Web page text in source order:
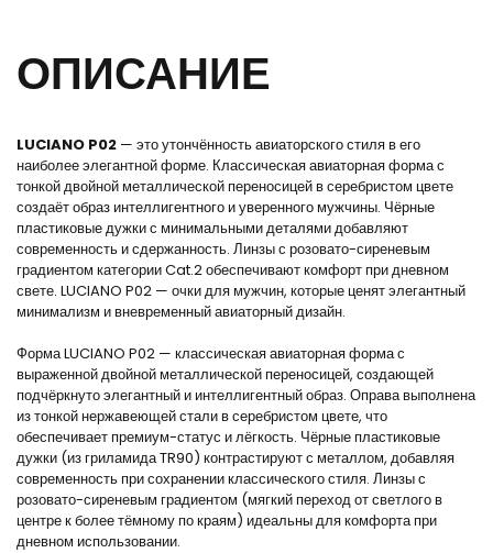
ОПИСАНИЕ
LUCIANO P02 — это утончённость авиаторского стиля в его
наиболее элегантной форме. Классическая авиаторная форма с
тонкой двойной металлической переносицей в серебристом цвете
создаёт образ интеллигентного и уверенного мужчины. Чёрные
пластиковые дужки с минимальными деталями добавляют
современность и сдержанность. Линзы с розовато-сиреневым
градиентом категории Cat.2 обеспечивают комфорт при дневном
свете. LUCIANO P02 — очки для мужчин, которые ценят элегантный
минимализм и вневременный авиаторный дизайн.
Форма LUCIANO P02 — классическая авиаторная форма с
выраженной двойной металлической переносицей, создающей
подчёркнуто элегантный и интеллигентный образ. Оправа выполнена
из тонкой нержавеющей стали в серебристом цвете, что
обеспечивает премиум-статус и лёгкость. Чёрные пластиковые
дужки (из гриламида TR90) контрастируют с металлом, добавляя
современность при сохранении классического стиля. Линзы с
розовато-сиреневым градиентом (мягкий переход от светлого в
центре к более тёмному по краям) идеальны для комфорта при
дневном использовании.